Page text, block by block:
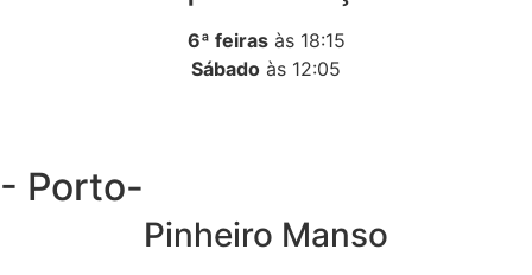
6ª feirasàs 18:15
Sábado às 12:05
- Porto-
Pinheiro Manso